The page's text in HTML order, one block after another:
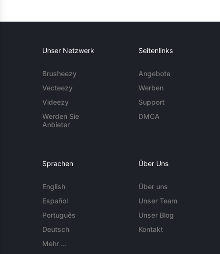
Unser Netzwerk
Brusheezy
Vecteezy
Videezy
Werden Sie
Anbieter
Seitenlinks
Angebote
Werben
Support
DMCA
Sprachen
English
Español
Português
Deutsch
Mehr ...
Über Uns
Über uns
Unser Team
Unser Blog
Kontakt